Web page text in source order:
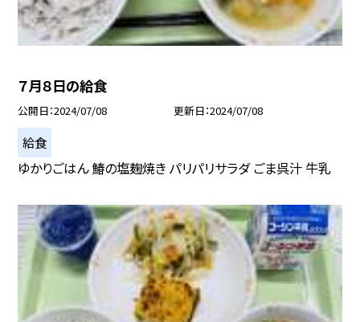
７月８日の給食
公開日 2024/07/08 更新日 2024/07/08
給食
ゆかりごはん 鰆の塩麹焼き パリパリサラダ ごま呉汁 牛乳